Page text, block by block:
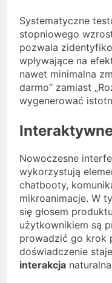
Systematyczne
stopniowego
pozwala
wpływające na
nawet minimalna
darmo” zamiast
wygenerować
Nowoczesne
wykorzystują
chatbooty,
mikroanimacje. W
się głosem
użytkownikiem są
prowadzić go krok
doświadczenie
interakcja